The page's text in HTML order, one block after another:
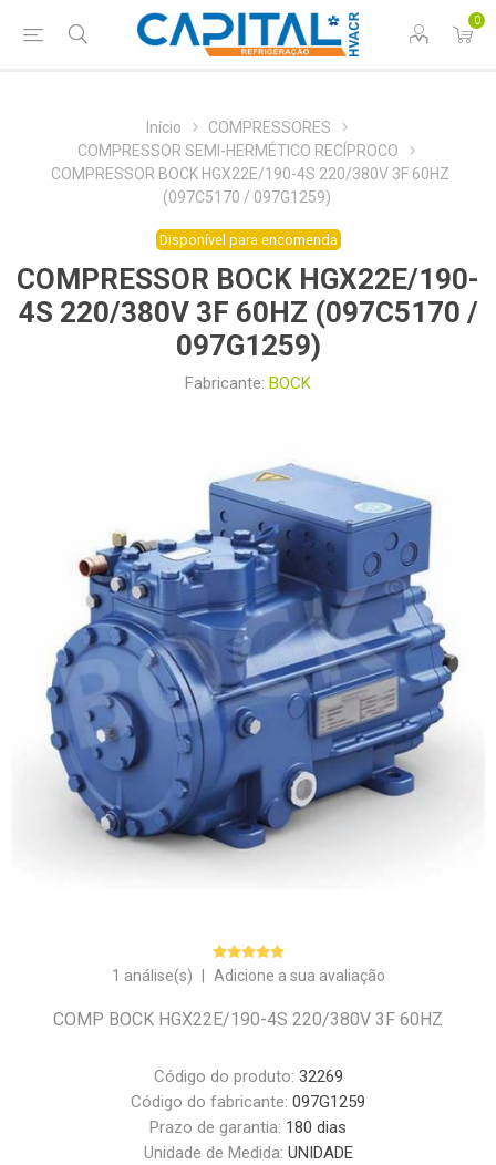
0
Início
COMPRESSORES
COMPRESSOR SEMI-HERMÉTICO RECÍPROCO
COMPRESSOR BOCK HGX22E/190-4S 220/380V 3F 60HZ
(097C5170 / 097G1259)
Disponível para encomenda
COMPRESSOR BOCK HGX22E/190-
4S 220/380V 3F 60HZ (097C5170 /
097G1259)
Fabricante: BOCK
1 análise(s) Adicione a sua avaliação
COMP BOCK HGX22E/190-4S 220/380V 3F 60HZ
Código do produto: 32269
Código do fabricante: 097G1259
Prazo de garantia: 180 dias
Unidade de Medida: UNIDADE